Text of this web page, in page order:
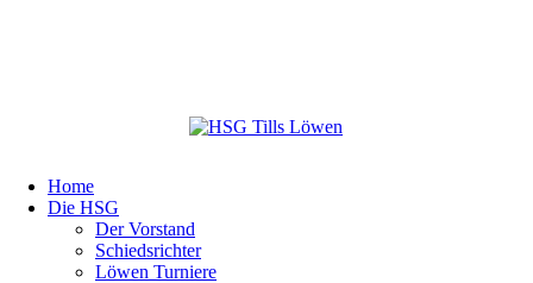
überspringen
Home
Die HSG
Navigation
überspringen
Der Vorstand
Schiedsrichter
Löwen Turniere